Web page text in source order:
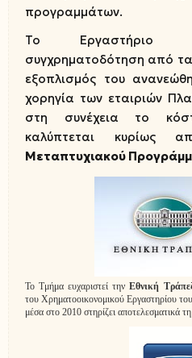
προγραμμάτων.
Το Εργαστήριο
συγχρηματοδότηση από τα
εξοπλισμός του
χορηγία των εταιριών
στη συνέχεια το
καλύπτεται
Μεταπτυχιακού
Το Τμήμα ευχαριστεί τηνΕθνική
του Χρηματοοικονομικού Εργαστηρίου
μέσα στο 2010 στηρίζει αποτελεσματικά